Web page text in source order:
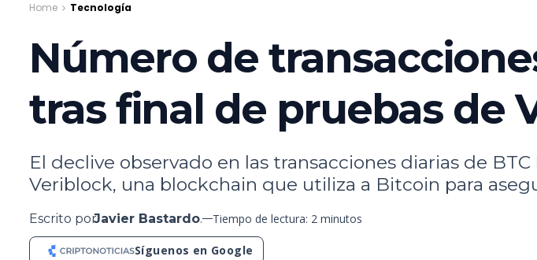
Home Tecnología
Número de
tras final de pruebas de
El declive observado en las transacciones diarias de
Veriblock, una blockchain que utiliza a Bitcoin para
Escrito porJavier Bastardo. Tiempo de lectura: 2 minutos
Síguenos en Google